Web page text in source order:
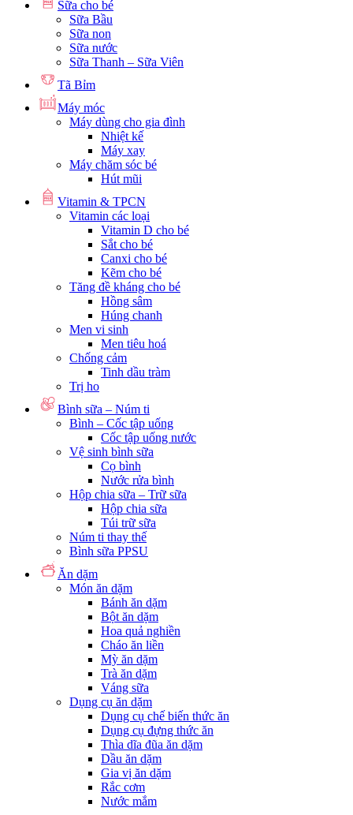
Sữa cho bé
Sữa Bầu
Sữa non
Sữa nước
Sữa Thanh – Sữa Viên
Tã Bỉm
Máy móc
Máy dùng cho gia đình
Nhiệt kế
Máy xay
Máy chăm sóc bé
Hút mũi
Vitamin & TPCN
Vitamin các loại
Vitamin D cho bé
Sắt cho bé
Canxi cho bé
Kẽm cho bé
Tăng đề kháng cho bé
Hồng sâm
Húng chanh
Men vi sinh
Men tiêu hoá
Chống cảm
Tinh dầu tràm
Trị ho
Bình sữa – Núm ti
Bình – Cốc tập uống
Cốc tập uống nước
Vệ sinh bình sữa
Cọ bình
Nước rửa bình
Hộp chia sữa – Trữ sữa
Hộp chia sữa
Túi trữ sữa
Núm ti thay thế
Bình sữa PPSU
Ăn dặm
Món ăn dặm
Bánh ăn dặm
Bột ăn dặm
Hoa quả nghiền
Cháo ăn liền
Mỳ ăn dặm
Trà ăn dặm
Váng sữa
Dụng cụ ăn dặm
Dụng cụ chế biến thức ăn
Dụng cụ đựng thức ăn
Thìa dĩa đũa ăn dặm
Dầu ăn dặm
Gia vị ăn dặm
Rắc cơm
Nước mắm